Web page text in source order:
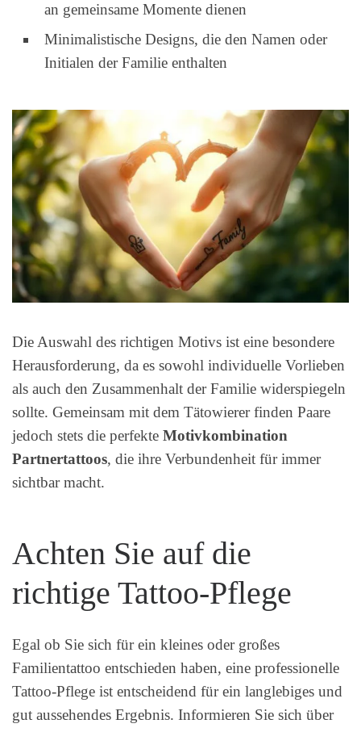
an gemeinsame Momente dienen
Minimalistische Designs, die den Namen oder
Initialen der Familie enthalten
Die Auswahl des richtigen Motivs ist eine besondere
Herausforderung, da es sowohl individuelle Vorlieben
als auch den Zusammenhalt der Familie widerspiegeln
sollte. Gemeinsam mit dem Tätowierer finden Paare
jedoch stets die perfekte Motivkombination
Partnertattoos, die ihre Verbundenheit für immer
sichtbar macht.
Achten Sie auf die
richtige Tattoo-Pflege
Egal ob Sie sich für ein kleines oder großes
Familientattoo entschieden haben, eine professionelle
Tattoo-Pflege ist entscheidend für ein langlebiges und
gut aussehendes Ergebnis. Informieren Sie sich über